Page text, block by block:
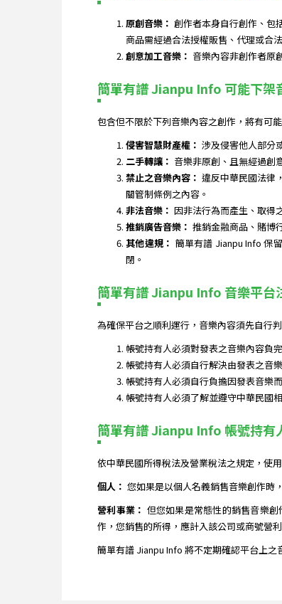
原創音樂： 創作者本身自行創作、包
商品需經過合法授權販售、代理或合
創意加工音樂： 音樂內容非創作者原
簡單有譜 Jianpu Info 可能下架
包含但不限於下列音樂內容之創作，將有可
侵害智慧財產權： 涉及侵害他人部分
二手轉讓： 音樂非原創、且無經過創
禁止之音樂內容： 違反中華民國法律
關管制條例之內容。
非法音樂： 因非法行為而產生、取得
推銷廣告音樂： 推銷金融商品、賭博
其他違規： 簡單有譜 Jianpu Info 保
閉。
簡單有譜 Jianpu Info 音樂平台
為確保平台之順利運行，音樂內容須先自行
帳號持有人必須對發表之音樂內容負
帳號持有人必須自行解決由發表之音
帳號持有人必須自行負擔因發表音樂
帳號持有人必須了解並遵守中華民國
簡單有譜 Jianpu Info 帳號持有
依中華民國所得稅法及營業稅法之規定，使
個人： 您如果是以個人名義銷售音樂創作時
營利事業： 但您如果是常態性的銷售音樂
作，您銷售的所得，應計入該公司或商號營
簡單有譜 Jianpu Info 將不定期確認平台上之